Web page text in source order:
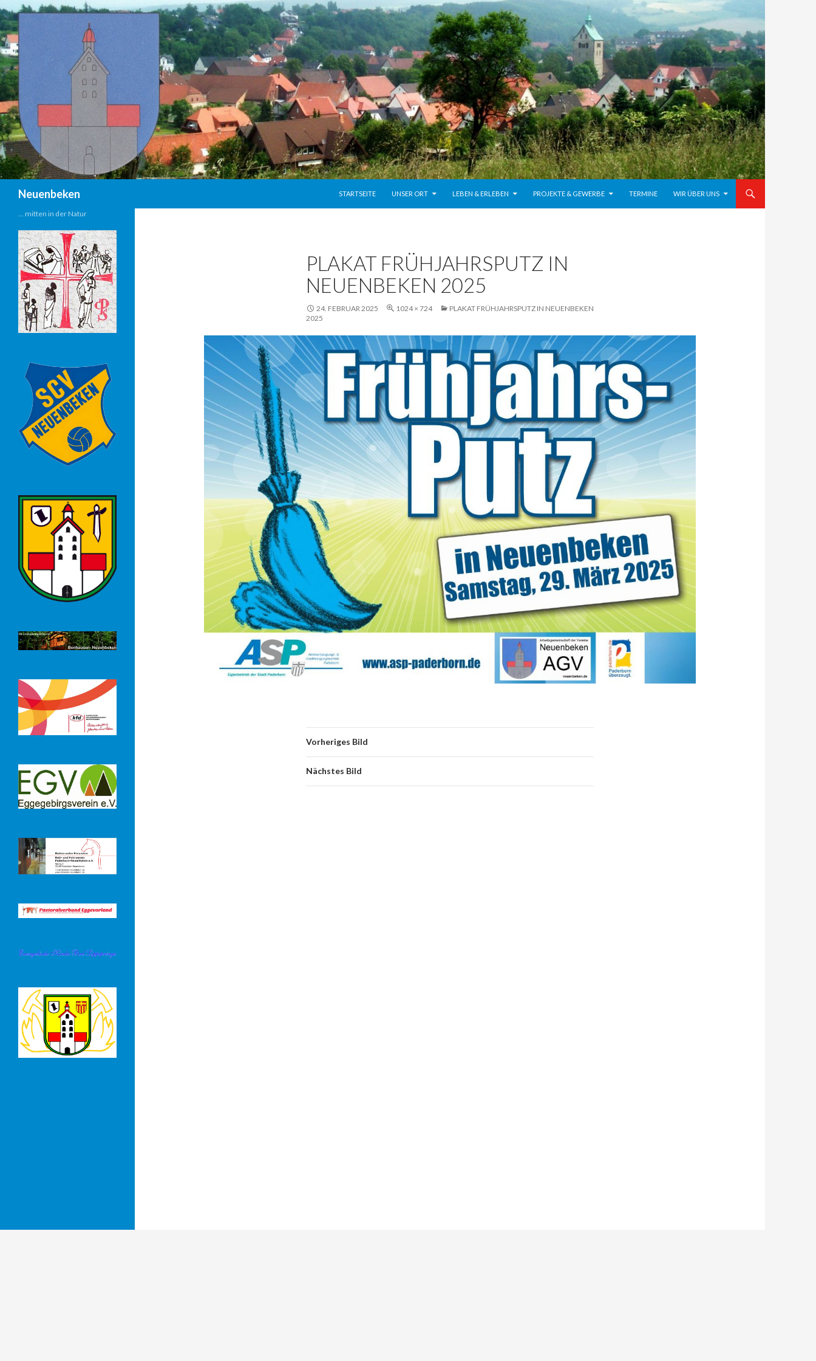
Neuenbeken
STARTSEITE
UNSER ORT LEBEN & ERLEBEN PROJEKTE & GEWERBE TERMINE WIR ÜBER UNS
PLAKAT FRÜHJAHRSPUTZ IN
NEUENBEKEN 2025
24. FEBRUAR 2025 1024 × 724
PLAKAT FRÜHJAHRSPUTZ IN NEUENBEKEN
2025
Vorheriges Bild
Nächstes Bild
… mitten in der Natur